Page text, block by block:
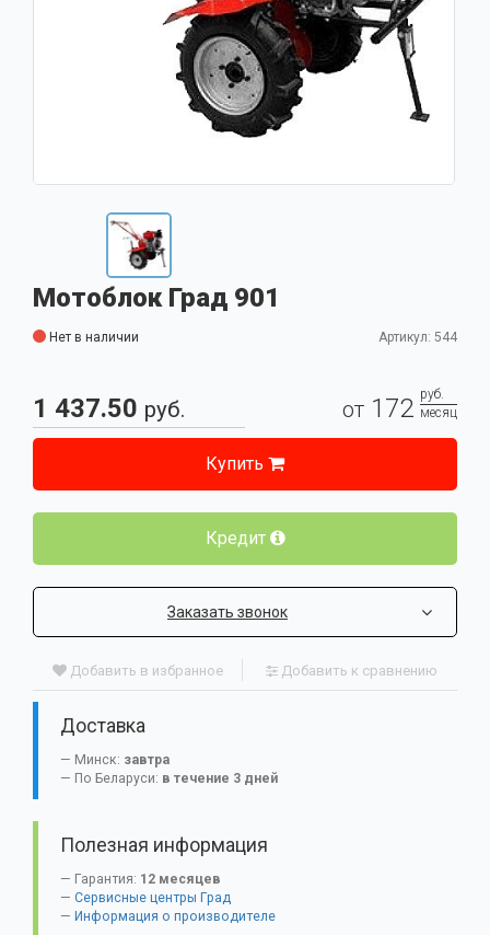
Мотоблок Град 901
Нет в наличии Артикул: 544
1 437.50 руб. от 172 руб.
месяц
Купить
Кредит
Заказать звонок
Добавить в избранное Добавить к сравнению
Доставка
Минск: завтра
По Беларуси: в течение 3 дней
Полезная информация
Гарантия: 12 месяцев
Сервисные центры Град
Информация о производителе